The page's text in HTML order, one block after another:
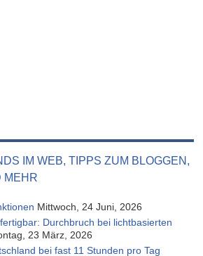
IM WEB, TIPPS ZUM BLOGGEN,
MEHR
Mittwoch, 24 Juni, 2026
Durchbruch bei lichtbasierten
23 März, 2026
bei fast 11 Stunden pro Tag